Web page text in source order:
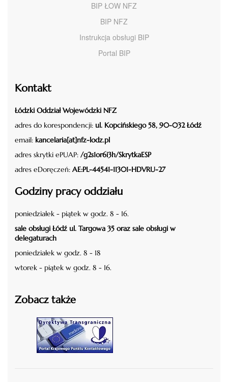
BIP ŁOW NFZ
BIP NFZ
Instrukcja obsługi BIP
Portal BIP
Kontakt
Łódzki Oddział Wojewódzki NFZ
adres do korespondencji: ul. Kopcińskiego 58, 90-032 Łódź
email: kancelaria[at]nfz-lodz.pl
adres skrytki ePUAP: /g2s1or6i3h/SkrytkaESP
adres eDoręczeń: AE:PL-44541-11301-HDVRU-27
Godziny pracy oddziału
poniedziałek - piątek w godz. 8 - 16.
sale obsługi Łódź ul. Targowa 35 oraz sale obsługi w
delegaturach
poniedziałek w godz. 8 - 18
wtorek - piątek w godz. 8 - 16.
Zobacz także
czytaj więcej